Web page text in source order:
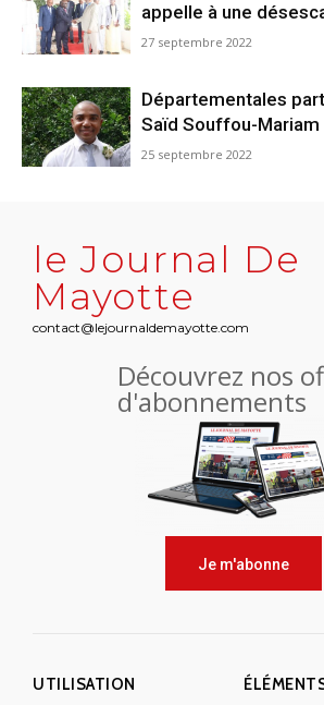
appelle à une
27 septembre 2022
Départementales
Saïd Souffou-
25 septembre 2022
le Journal De
Mayotte
contact@lejournaldemayotte.com
Découvrez nos
d'abonnements
Je m'abonne
UTILISATION